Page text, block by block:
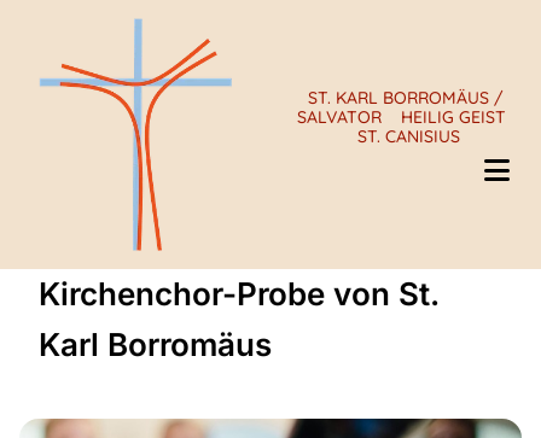
ST. KARL BORROMÄUS /
SALVATOR
HEILIG GEIST
ST. CANISIUS
Kirchenchor-Probe von St.
Karl Borromäus